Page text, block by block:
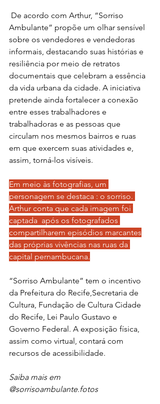
De acordo com Arthur, “Sorriso
Ambulante” propõe um olhar sensível
sobre os vendedores e vendedoras
informais, destacando suas histórias e
resiliência por meio de retratos
documentais que celebram a essência
da vida urbana da cidade. A iniciativa
pretende ainda fortalecer a conexão
entre esses trabalhadores e
trabalhadoras e as pessoas que
circulam nos mesmos bairros e ruas
em que exercem suas atividades e,
assim, torná-los visíveis.
Em meio às fotografias, um
personagem se destaca : o sorriso.
Arthur conta que cada imagem foi
captada  após os fotografados
compartilharem episódios marcantes
das próprias vivências nas ruas da
capital pernambucana.
“Sorriso Ambulante” tem o incentivo
da Prefeitura do Recife,Secretaria de
Cultura, Fundação de Cultura Cidade
do Recife, Lei Paulo Gustavo e
Governo Federal. A exposição física,
assim como virtual, contará com
recursos de acessibilidade.
Saiba mais em
@sorrisoambulante.fotos